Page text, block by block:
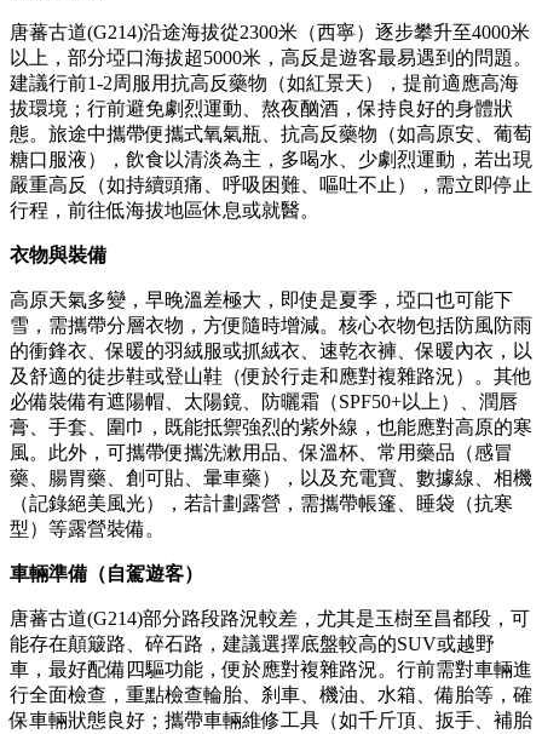
唐蕃古道(G214)沿途海拔從2300米（西寧）逐步攀升至4000米
以上，部分埡口海拔超5000米，高反是遊客最易遇到的問題。
建議行前1-2周服用抗高反藥物（如紅景天），提前適應高海
拔環境；行前避免劇烈運動、熬夜酗酒，保持良好的身體狀
態。旅途中攜帶便攜式氧氣瓶、抗高反藥物（如高原安、葡萄
糖口服液），飲食以清淡為主，多喝水、少劇烈運動，若出現
嚴重高反（如持續頭痛、呼吸困難、嘔吐不止），需立即停止
行程，前往低海拔地區休息或就醫。
衣物與裝備
高原天氣多變，早晚溫差極大，即使是夏季，埡口也可能下
雪，需攜帶分層衣物，方便隨時增減。核心衣物包括防風防雨
的衝鋒衣、保暖的羽絨服或抓絨衣、速乾衣褲、保暖內衣，以
及舒適的徒步鞋或登山鞋（便於行走和應對複雜路況）。其他
必備裝備有遮陽帽、太陽鏡、防曬霜（SPF50+以上）、潤唇
膏、手套、圍巾，既能抵禦強烈的紫外線，也能應對高原的寒
風。此外，可攜帶便攜洗漱用品、保溫杯、常用藥品（感冒
藥、腸胃藥、創可貼、暈車藥），以及充電寶、數據線、相機
（記錄絕美風光），若計劃露營，需攜帶帳篷、睡袋（抗寒
型）等露營裝備。
車輛準備（自駕遊客）
唐蕃古道(G214)部分路段路況較差，尤其是玉樹至昌都段，可
能存在顛簸路、碎石路，建議選擇底盤較高的SUV或越野
車，最好配備四驅功能，便於應對複雜路況。行前需對車輛進
行全面檢查，重點檢查輪胎、刹車、機油、水箱、備胎等，確
保車輛狀態良好；攜帶車輛維修工具（如千斤頂、扳手、補胎